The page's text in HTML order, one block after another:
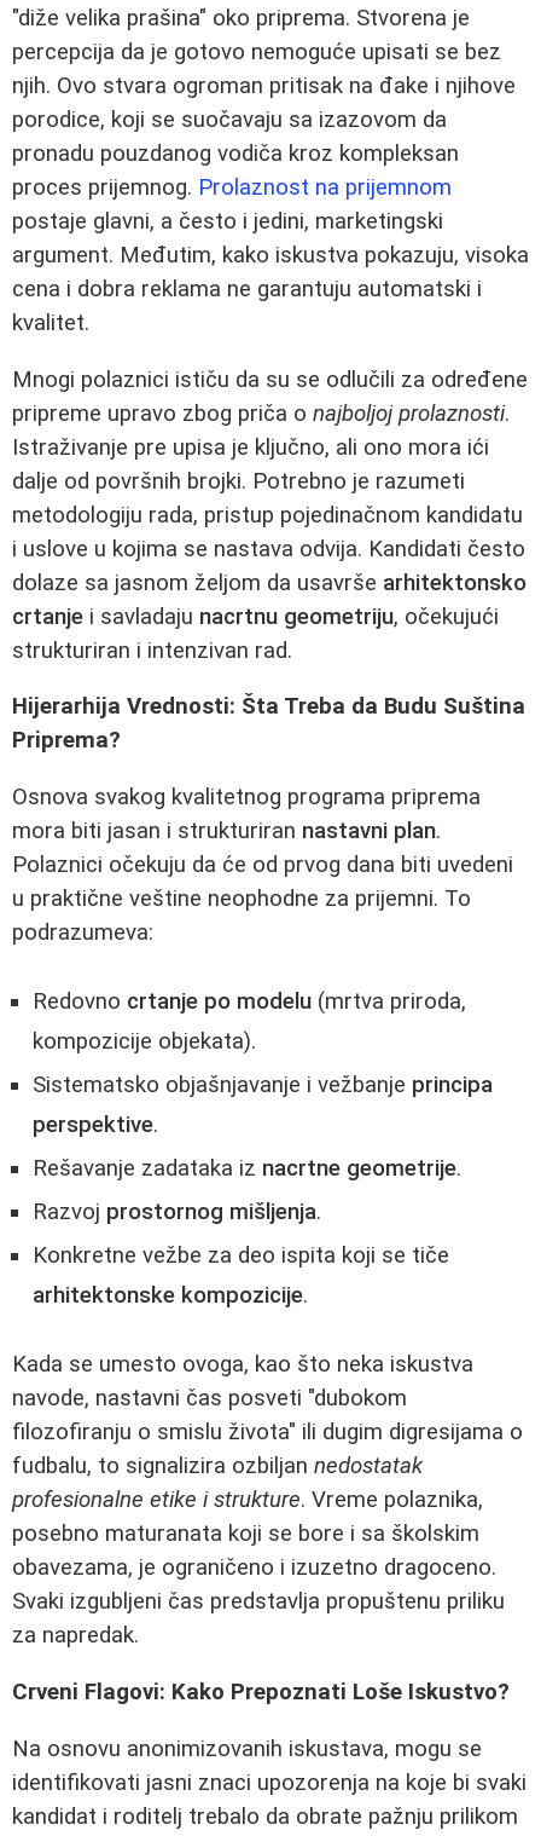
"diže velika prašina" oko priprema. Stvorena je
percepcija da je gotovo nemoguće upisati se bez
njih. Ovo stvara ogroman pritisak na đake i njihove
porodice, koji se suočavaju sa izazovom da
pronadu pouzdanog vodiča kroz kompleksan
proces prijemnog. Prolaznost na prijemnom
postaje glavni, a često i jedini, marketingski
argument. Međutim, kako iskustva pokazuju, visoka
cena i dobra reklama ne garantuju automatski i
kvalitet.
Mnogi polaznici ističu da su se odlučili za određene
pripreme upravo zbog priča o najboljoj prolaznosti.
Istraživanje pre upisa je ključno, ali ono mora ići
dalje od površnih brojki. Potrebno je razumeti
metodologiju rada, pristup pojedinačnom kandidatu
i uslove u kojima se nastava odvija. Kandidati često
dolaze sa jasnom željom da usavrše arhitektonsko
crtanje i savladaju nacrtnu geometriju, očekujući
strukturiran i intenzivan rad.
Hijerarhija Vrednosti: Šta Treba da Budu Suština
Priprema?
Osnova svakog kvalitetnog programa priprema
mora biti jasan i strukturiran nastavni plan.
Polaznici očekuju da će od prvog dana biti uvedeni
u praktične veštine neophodne za prijemni. To
podrazumeva:
Redovno crtanje po modelu (mrtva priroda,
kompozicije objekata).
Sistematsko objašnjavanje i vežbanje principa
perspektive.
Rešavanje zadataka iz nacrtne geometrije.
Razvoj prostornog mišljenja.
Konkretne vežbe za deo ispita koji se tiče
arhitektonske kompozicije.
Kada se umesto ovoga, kao što neka iskustva
navode, nastavni čas posveti "dubokom
filozofiranju o smislu života" ili dugim digresijama o
fudbalu, to signalizira ozbiljan nedostatak
profesionalne etike i strukture. Vreme polaznika,
posebno maturanata koji se bore i sa školskim
obavezama, je ograničeno i izuzetno dragoceno.
Svaki izgubljeni čas predstavlja propuštenu priliku
za napredak.
Crveni Flagovi: Kako Prepoznati Loše Iskustvo?
Na osnovu anonimizovanih iskustava, mogu se
identifikovati jasni znaci upozorenja na koje bi svaki
kandidat i roditelj trebalo da obrate pažnju prilikom